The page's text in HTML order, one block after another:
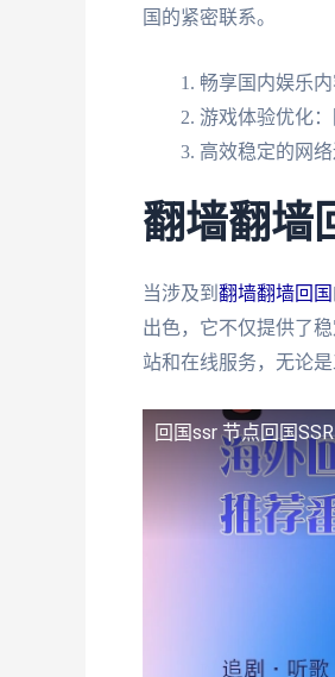
国的紧密联系。
畅享国内娱乐
游戏体验优化
高效稳定的网
翻墙翻墙
当涉及到 翻墙翻墙回国
出色，它不仅提供了
站和在线服务，无论
回国ssr 节点回国